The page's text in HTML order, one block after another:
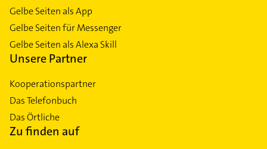
Gelbe Seiten als App
Gelbe Seiten für Messenger
Gelbe Seiten als Alexa Skill
Unsere Partner
Kooperationspartner
Das Telefonbuch
Das Örtliche
Zu finden auf